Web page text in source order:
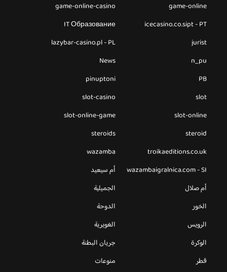
game-online
game-online-casino
icecasino.co.sipt - PT
IT Образование
jurist
lazybar-casino.pl - PL
n_pu
News
PB
pinuptoni
slot
slot-casino
slot-online
slot-online-game
steroid
steroids
troikaeditions.co.uk
wazamba
wazambaigralnica.com - SI
أم سيعيد
أم صلال
الجميلية
الخور
الدوحة
الرويس
الغويرية
الوكرة
جريان البطنة
قطر
منوعات